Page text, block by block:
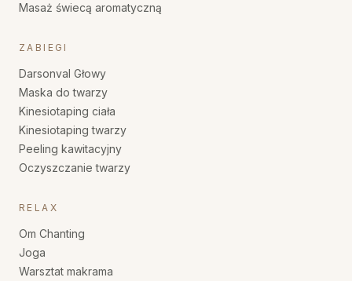
Masaż świecą aromatyczną
ZABIEGI
Darsonval Głowy
Maska do twarzy
Kinesiotaping ciała
Kinesiotaping twarzy
Peeling kawitacyjny
Oczyszczanie twarzy
RELAX
Om Chanting
Joga
Warsztat makrama